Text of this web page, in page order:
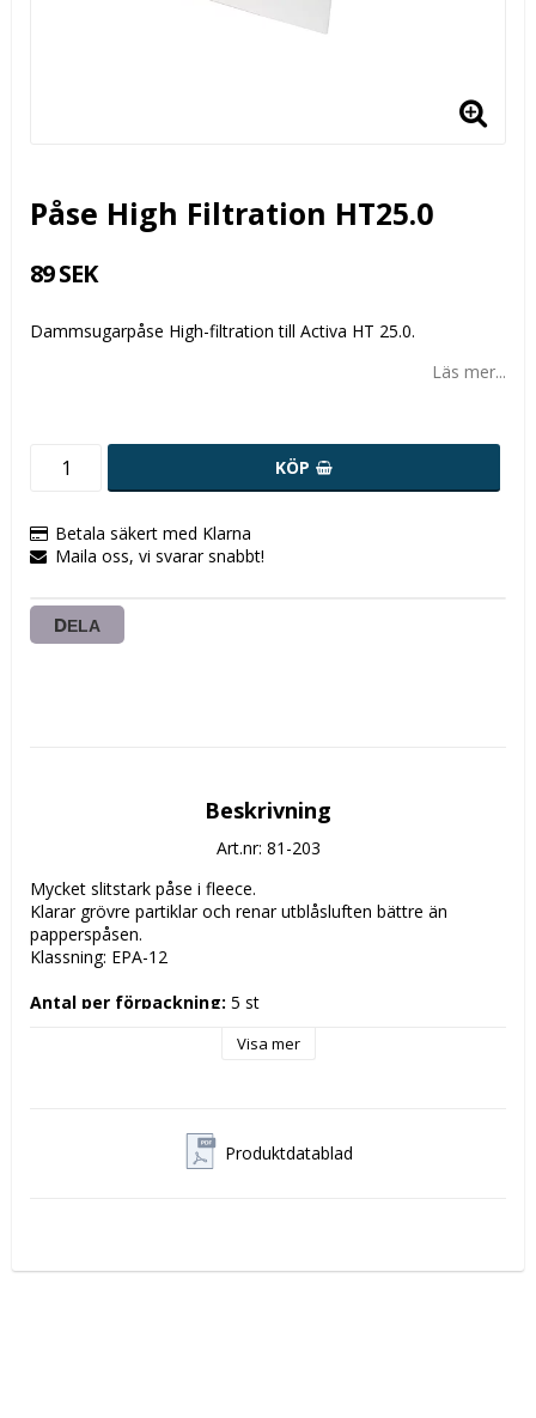
Påse High Filtration HT25.0
89 SEK
Dammsugarpåse High-filtration till Activa HT 25.0.
Läs mer...
KÖP
Betala säkert med Klarna
Maila oss, vi svarar snabbt!
DELA
Beskrivning
Art.nr: 81-203
Mycket slitstark påse i fleece.
Klarar grövre partiklar och renar utblåsluften bättre än
papperspåsen.
Klassning: EPA-12
Antal per förpackning:
Visa mer
Produktdatablad